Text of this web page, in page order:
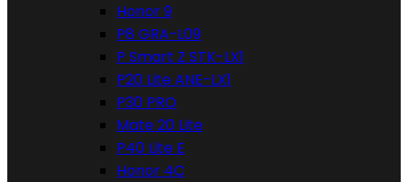
Honor 9
P8 GRA-L09
P Smart Z STK-LX1
P20 Lite ANE-LX1
P30 PRO
Mate 20 Lite
P40 Lite E
Honor 4C